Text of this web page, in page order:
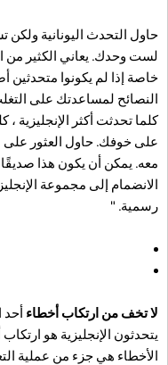
حاول التحدث اليونانية
لست وحدك. يعاني الكثير من
خاصة إذا لم يكونوا متحدثين
النصائح لمساعدتك على
كلما تحدثت أكثر الإنجليزية
على خوفك. حاول العثور
معه. يمكن أن يكون هذا صديقًا
الانضمام إلى مجموعة
رسمية. "
لا تخف من ارتكاب أخطاء أحد
يتحدثون الإنجليزية هو
الأخطاء هي جزء من عملية